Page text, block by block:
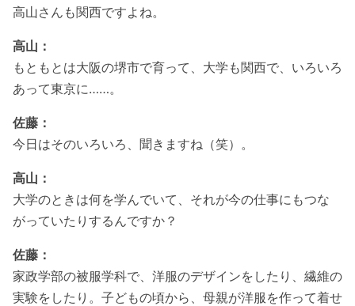
高山さんも関西ですよね。
高山：
もともとは大阪の堺市で育って、大学も関西で、いろいろ
あって東京に……。
佐藤：
今日はそのいろいろ、聞きますね（笑）。
高山：
大学のときは何を学んでいて、それが今の仕事にもつな
がっていたりするんですか？
佐藤：
家政学部の被服学科で、洋服のデザインをしたり、繊維の
実験をしたり。子どもの頃から、母親が洋服を作って着せ